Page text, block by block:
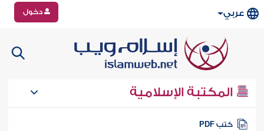
عربي دخول
المكتبة الإسلامية